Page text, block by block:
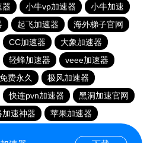
器 小牛vp加速器
小牛加速
起飞加速器
海外梯子官网
CC加速器
大象加速器
轻蜂加速器
veee加速器
费永久
极风加速器
快连pvn加速器
黑洞加速官网
速神器
苹果加速器